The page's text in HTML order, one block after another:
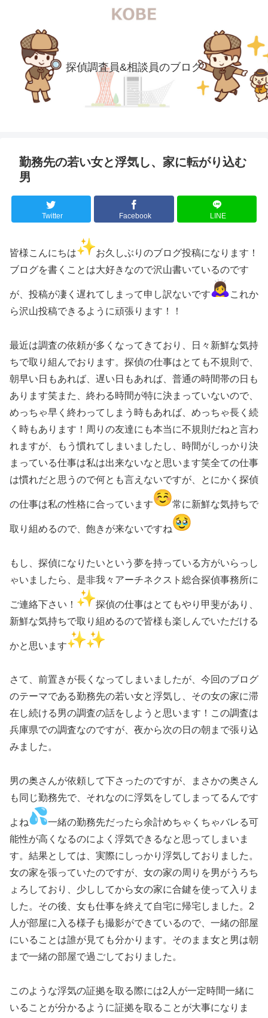
探偵調査員&相談員のブログ
勤務先の若い女と浮気し、家に転がり込む
男
Twitter Facebook LINE
皆様こんにちは
お久しぶりのブログ投稿になります！
ブログを書くことは大好きなので沢山書いているのです
が、投稿が凄く遅れてしまって申し訳ないです
これか
ら沢山投稿できるように頑張ります！！
最近は調査の依頼が多くなってきており、日々新鮮な気持
ちで取り組んでおります。探偵の仕事はとても不規則で、
朝早い日もあれば、遅い日もあれば、普通の時間帯の日も
あります笑また、終わる時間が特に決まっていないので、
めっちゃ早く終わってしまう時もあれば、めっちゃ長く続
く時もあります！周りの友達にも本当に不規則だねと言わ
れますが、もう慣れてしまいましたし、時間がしっかり決
まっている仕事は私は出来ないなと思います笑全ての仕事
は慣れだと思うので何とも言えないですが、とにかく探偵
の仕事は私の性格に合っています 常に新鮮な気持ちで
取り組めるので、飽きが来ないですね
もし、探偵になりたいという夢を持っている方がいらっし
ゃいましたら、是非我々アーチネクスト総合探偵事務所に
ご連絡下さい！
探偵の仕事はとてもやり甲斐があり、
新鮮な気持ちで取り組めるので皆様も楽しんでいただける
かと思います
さて、前置きが長くなってしまいましたが、今回のブログ
のテーマである勤務先の若い女と浮気し、その女の家に滞
在し続ける男の調査の話をしようと思います！この調査は
兵庫県での調査なのですが、夜から次の日の朝まで張り込
みました。
男の奥さんが依頼して下さったのですが、まさかの奥さん
も同じ勤務先で、それなのに浮気をしてしまってるんです
よね
一緒の勤務先だったら余計めちゃくちゃバレる可
能性が高くなるのによく浮気できるなと思ってしまいま
す。結果としては、実際にしっかり浮気しておりました。
女の家を張っていたのですが、女の家の周りを男がうろち
ょろしており、少ししてから女の家に合鍵を使って入りま
した。その後、女も仕事を終えて自宅に帰宅しました。2
人が部屋に入る様子も撮影ができているので、一緒の部屋
にいることは誰が見ても分かります。そのまま女と男は朝
まで一緒の部屋で過ごしておりました。
このような浮気の証拠を取る際には2人が一定時間一緒に
いることが分かるように証拠を取ることが大事になりま